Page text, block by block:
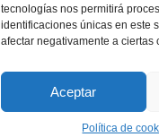
tecnologías nos permitirá
identificaciones únicas en este
afectar negativamente a ciertas
Aceptar
Política de